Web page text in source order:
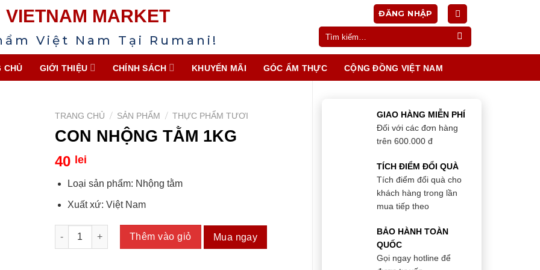
VIETNAM MARKET
Việt Nam Tại Rumani!
ĐĂNG NHẬP
Tìm
kiếm:
CHỦ GIỚI THIỆU CHÍNH SÁCH KHUYẾN MÃI GÓC ẨM THỰC CỘNG ĐỒNG VIỆT NAM
GIAO HÀNG MIỄN PHÍ
Đối với các đơn hàng
trên 600.000 đ
TÍCH ĐIỂM ĐỔI QUÀ
Tích điểm đổi quà cho
khách hàng trong lần
mua tiếp theo
BẢO HÀNH TOÀN
QUỐC
Gọi ngay hotline để
TRANG CHỦ / SẢN PHẨM / THỰC PHẨM TƯƠI
CON NHỘNG TẰM 1KG
40 lei
Loại sản phẩm: Nhộng tằm
Xuất xứ: Việt Nam
CON NHỘNG TẰM 1KG số lượng
Thêm vào giỏ Mua ngay